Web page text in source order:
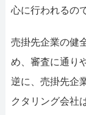
心に行われるの
売掛先企業の健
め、審査に通り
逆に、売掛先企
クタリング会社